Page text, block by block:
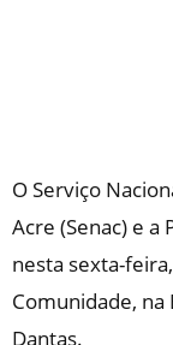
O Serviço
Acre (Senac) e
nesta sexta-
Comunidade, na
Dantas.